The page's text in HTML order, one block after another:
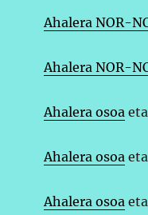
Ahalera NOR-
Ahalera NOR-
Ahalera osoa
Ahalera osoa
Ahalera osoa